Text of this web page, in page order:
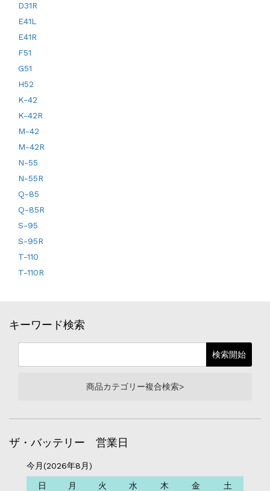
D31R
E41L
E41R
F51
G51
H52
K-42
K-42R
M-42
M-42R
N-55
N-55R
Q-85
Q-85R
S-95
S-95R
T-110
T-110R
キーワード検索
商品カテゴリー複合検索>
ザ・バッテリー 営業日
今月(2026年8月)
日 月 火 水 木 金 土